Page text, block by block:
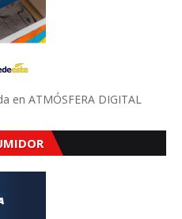
en ATMÓSFERA DIGITAL